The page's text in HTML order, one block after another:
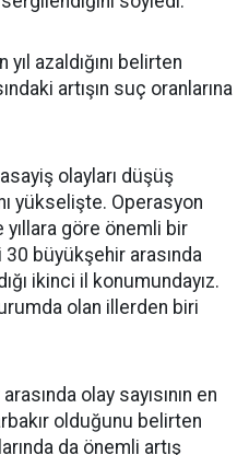
azaldığını belirten
artışın suç oranlarına
olayları düşüş
yükselişte. Operasyon
yıllara göre önemli bir
30 büyükşehir arasında
ikinci il konumundayız.
olan illerden biri
olay sayısının en
olduğunu belirten
da önemli artış